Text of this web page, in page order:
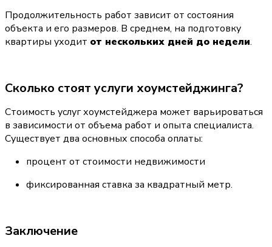
Продолжительность работ зависит от состояния
объекта и его размеров. В среднем, на подготовку
квартиры уходит от нескольких дней до недели.
Сколько стоят услуги хоумстейджинга?
Стоимость услуг хоумстейджера может варьироваться
в зависимости от объема работ и опыта специалиста.
Существует два основных способа оплаты:
процент от стоимости недвижимости
фиксированная ставка за квадратный метр.
Заключение